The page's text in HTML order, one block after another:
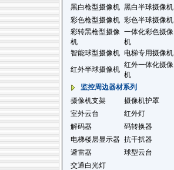
黑白枪型摄像机 黑白半球摄像机
彩色枪型摄像机 彩色半球摄像机
彩转黑枪型摄像
机
一体化彩色摄像
机
智能球型摄像机 电梯专用摄像机
红外半球摄像机
红外一体化摄像
机
监控周边器材系列
摄像机支架
摄像机护罩
室外云台
红外灯
解码器
码转换器
电梯楼层显示器 抗干扰器
避雷器
球型云台
交通白光灯